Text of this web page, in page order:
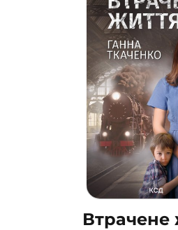
Навчальна література та
Енциклопедії, довідники,
Подарункові сертифікати (1)
Втрачене